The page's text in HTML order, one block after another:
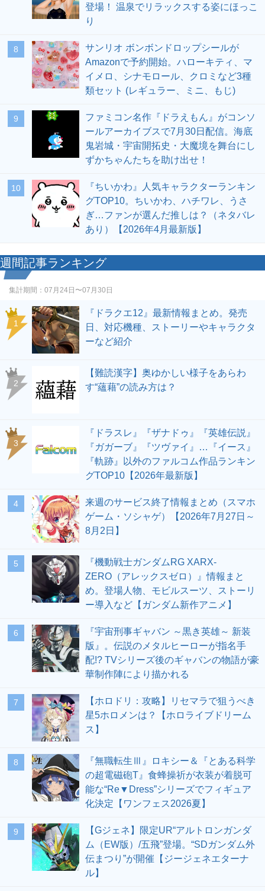
登場！ 温泉でリラックスする姿にほっこ
り
8
サンリオ ボンボンドロップシールが
Amazonで予約開始。ハローキティ、マ
イメロ、シナモロール、クロミなど3種
類セット (レギュラー、ミニ、もじ)
9
ファミコン名作『ドラえもん』がコンソ
ールアーカイブスで7月30日配信。海底
鬼岩城・宇宙開拓史・大魔境を舞台にし
ずかちゃんたちを助け出せ！
10
『ちいかわ』人気キャラクターランキン
グTOP10。ちいかわ、ハチワレ、うさ
ぎ…ファンが選んだ推しは？（ネタバレ
あり）【2026年4月最新版】
週間記事ランキング
集計期間： 07月24日〜07月30日
1
『ドラクエ12』最新情報まとめ。発売
日、対応機種、ストーリーやキャラクタ
ーなど紹介
2
【難読漢字】奥ゆかしい様子をあらわ
す“蘊藉”の読み方は？
3
『ドラスレ』『ザナドゥ』『英雄伝説』
『ガガーブ』『ツヴァイ』…『イース』
『軌跡』以外のファルコム作品ランキン
グTOP10【2026年最新版】
4
来週のサービス終了情報まとめ（スマホ
ゲーム・ソシャゲ）【2026年7月27日～
8月2日】
5
『機動戦士ガンダムRG XARX-
ZERO（アレックスゼロ）』情報まと
め。登場人物、モビルスーツ、ストーリ
ー導入など【ガンダム新作アニメ】
6
『宇宙刑事ギャバン ～黒き英雄～ 新装
版』。伝説のメタルヒーローが指名手
配!? TVシリーズ後のギャバンの物語が豪
華制作陣により描かれる
7
【ホロドリ：攻略】リセマラで狙うべき
星5ホロメンは？【ホロライブドリーム
ス】
8
『無職転生Ⅲ』ロキシー＆『とある科学
の超電磁砲T』食蜂操祈が衣装が着脱可
能な“Re▼Dress”シリーズでフィギュア
化決定【ワンフェス2026夏】
9
【Gジェネ】限定UR“アルトロンガンダ
ム（EW版）/五飛”登場。“SDガンダム外
伝まつり”が開催【ジージェネエターナ
ル】